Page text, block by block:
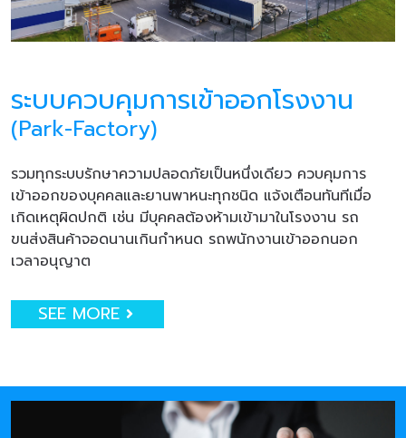
ระบบควบคุมการเข้าออกโรงงาน
(Park-Factory)
รวมทุกระบบรักษาความปลอดภัยเป็นหนึ่งเดียว ควบคุมการ
เข้าออกของบุคคลและยานพาหนะทุกชนิด แจ้งเตือนทันทีเมื่อ
เกิดเหตุผิดปกติ เช่น มีบุคคลต้องห้ามเข้ามาในโรงงาน รถ
ขนส่งสินค้าจอดนานเกินกำหนด รถพนักงานเข้าออกนอก
เวลาอนุญาต
SEE MORE